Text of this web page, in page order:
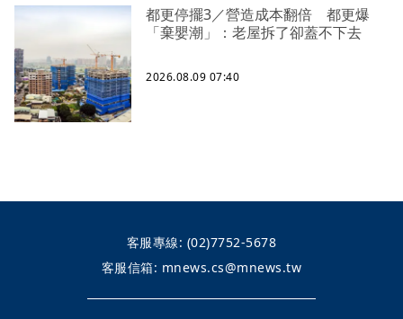
都更停擺3／營造成本翻倍 都更爆
「棄嬰潮」：老屋拆了卻蓋不下去
2026.08.09 07:40
客服專線: (02)7752-5678
客服信箱: mnews.cs@mnews.tw